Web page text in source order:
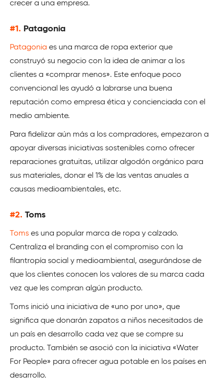
crecer a una empresa.
#1. Patagonia
Patagonia es una marca de ropa exterior que
construyó su negocio con la idea de animar a los
clientes a «comprar menos». Este enfoque poco
convencional les ayudó a labrarse una buena
reputación como empresa ética y concienciada con el
medio ambiente.
Para fidelizar aún más a los compradores, empezaron a
apoyar diversas iniciativas sostenibles como ofrecer
reparaciones gratuitas, utilizar algodón orgánico para
sus materiales, donar el 1% de las ventas anuales a
causas medioambientales, etc.
#2. Toms
Toms es una popular marca de ropa y calzado.
Centraliza el branding con el compromiso con la
filantropía social y medioambiental, asegurándose de
que los clientes conocen los valores de su marca cada
vez que les compran algún producto.
Toms inició una iniciativa de «uno por uno», que
significa que donarán zapatos a niños necesitados de
un país en desarrollo cada vez que se compre su
producto. También se asoció con la iniciativa «Water
For People» para ofrecer agua potable en los países en
desarrollo.